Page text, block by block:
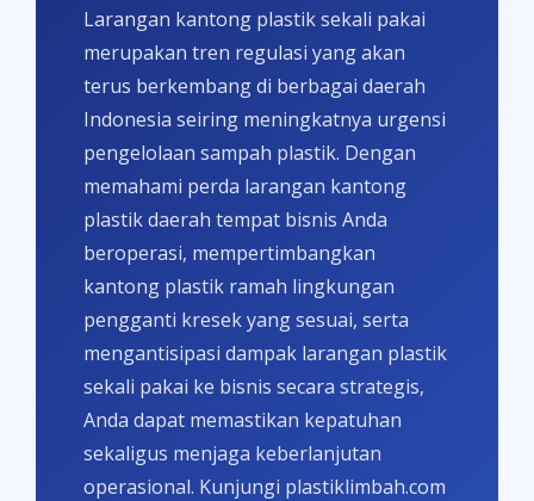
Larangan kantong plastik sekali pakai
merupakan tren regulasi yang akan
terus berkembang di berbagai daerah
Indonesia seiring meningkatnya urgensi
pengelolaan sampah plastik. Dengan
memahami perda larangan kantong
plastik daerah tempat bisnis Anda
beroperasi, mempertimbangkan
kantong plastik ramah lingkungan
pengganti kresek yang sesuai, serta
mengantisipasi dampak larangan plastik
sekali pakai ke bisnis secara strategis,
Anda dapat memastikan kepatuhan
sekaligus menjaga keberlanjutan
operasional. Kunjungi plastiklimbah.com